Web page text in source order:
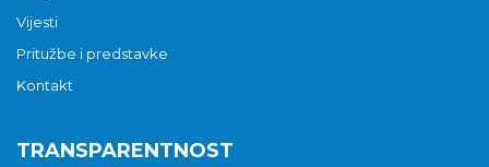
Vijesti
Pritužbe i predstavke
Kontakt
TRANSPARENTNOST